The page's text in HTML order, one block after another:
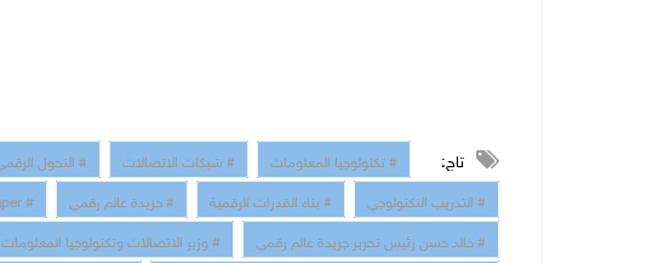
تاج: # تكنولوجيا المعلومات # شبكات الاتصالات # التحول الرقمي
# التدريب التكنولوجي
# بناء القدرات الرقمية # جريدة عالم رقمي
# Alam Rakamy Newspaper
# خالد حسن رئيس تحرير جريدة عالم رقمي
# وزير الاتصالات وتكنولوجيا المعلومات